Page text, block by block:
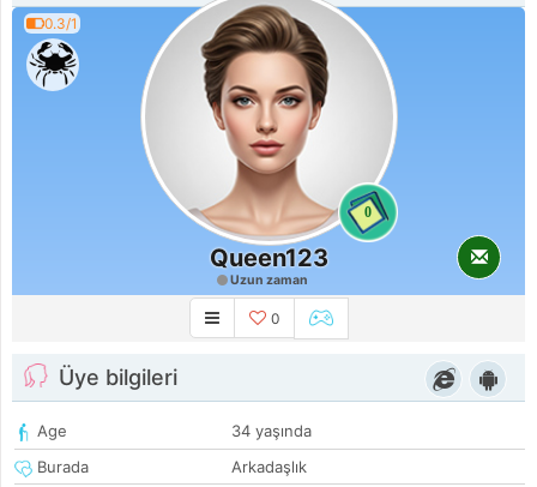
0.3/1
0
Queen123
Uzun zaman
0
Üye bilgileri
Age
34 yaşında
Burada
Arkadaşlık